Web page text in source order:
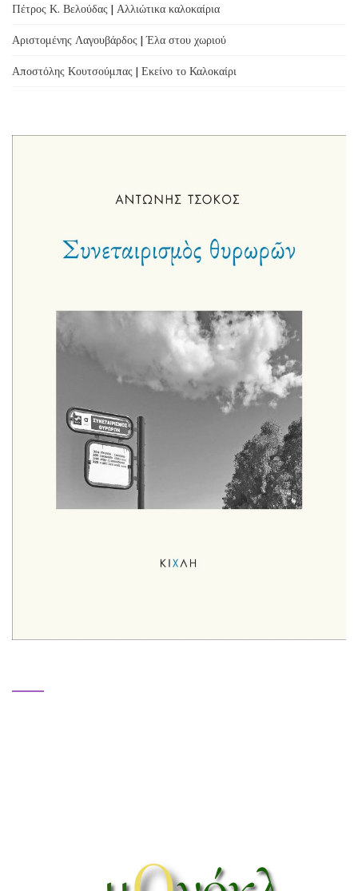
Πέτρος Κ. Βελούδας | Αλλιώτικα καλοκαίρια
Αριστομένης Λαγουβάρδος | Έλα στου χωριού
Αποστόλης Κουτσούμπας | Εκείνο το Καλοκαίρι